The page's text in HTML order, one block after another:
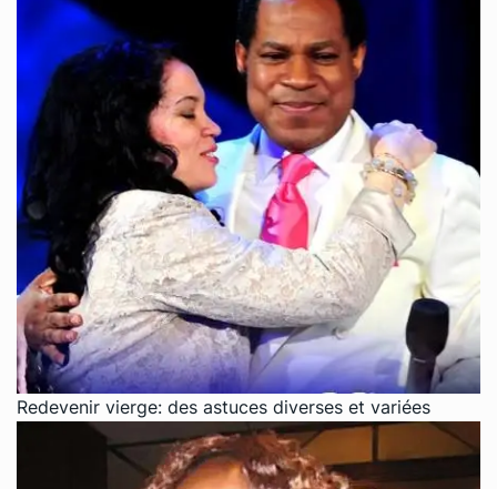
Redevenir vierge: des astuces diverses et variées